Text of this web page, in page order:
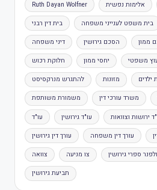
Ruth Dayan Wolfner אלימות נפשית
בית דין רבני בית משפט לענייני משפחה
דיני משפחה הסכם גירושין ממון
חלוקת רכוש יחסי ממון משפטי
להתגרש מנרקסיסט מזונות ילדים
משמורת משותפת משרד עורכי דין
עו"ד עו"ד גירושין ירושות וצוואות
עורך דין גירושין עורך דין משפחה
צוואה צו מניעה ספרי גירושין
תביעת גירושין